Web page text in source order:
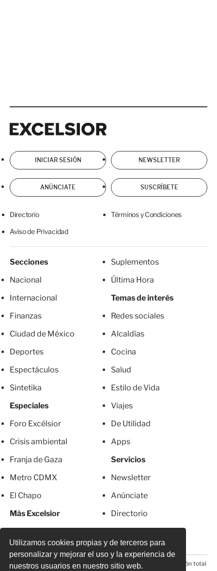
Utilizamos cookies propias y de terceros para
personalizar y mejorar el uso y la experiencia de
nuestros usuarios en nuestro sitio web.
INICIAR SESIÓN NEWSLETTER
ANÚNCIATE SUSCRÍBETE
Directorio Términos y Condiciones
Aviso de Privacidad
Secciones
Nacional
Internacional
Finanzas
Ciudad de México
Deportes
Espectáculos
Sintetika
Especiales
Foro Excélsior
Crisis ambiental
Franja de Gaza
Metro CDMX
El Chapo
Más Excelsior
Suplementos
Última Hora
Temas de interés
Redes sociales
Alcaldías
Cocina
Salud
Estilo de Vida
Viajes
De Utilidad
Apps
Servicios
Newsletter
Anúnciate
Directorio
© 2026 Todos los derechos reservados. Prohibida la reproducción total